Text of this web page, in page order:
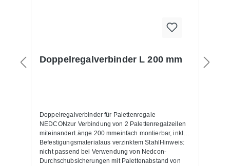
Doppelregalverbinder L 200 mm
Doppelregalverbinder für Palettenregale
NEDCONzur Verbindung von 2 Palettenregalzeilen
miteinanderLänge 200 mmeinfach montierbar, inkl.
Befestigungsmaterialaus verzinktem StahlHinweis:
nicht passend bei Verwendung von Nedcon-
Durchschubsicherungen mit Palettenabstand von